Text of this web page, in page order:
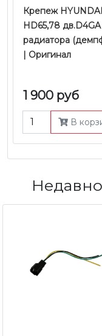
Крепеж HYUNDAI
HD65,78 дв.D4GA
радиатора
| Оригинал
1 900 руб
В